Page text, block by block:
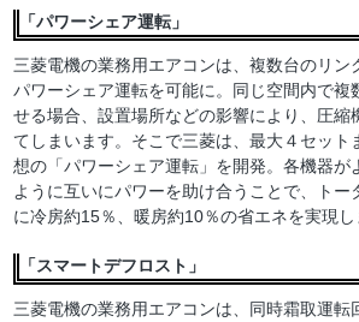
「パワーシェア運転」
三菱電機の業務用エアコンは、複数台のリン
パワーシェア運転を可能に。同じ空間内で複
せる場合、設置場所などの影響により、圧縮
てしまいます。そこで三菱は、最大４セット
想の「パワーシェア運転」を開発。各機器が
ように互いにパワーを助け合うことで、トー
に冷房約15％、暖房約10％の省エネを実現し
「スマートデフロスト」
三菱電機の業務用エアコンは、同時霜取運転